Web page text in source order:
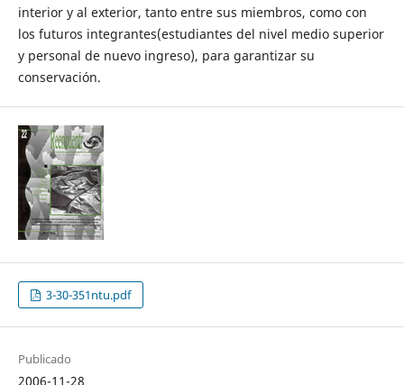
interior y al exterior, tanto entre sus miembros, como con
los futuros integrantes(estudiantes del nivel medio superior
y personal de nuevo ingreso), para garantizar su
conservación.
3-30-351ntu.pdf
Publicado
2006-11-28